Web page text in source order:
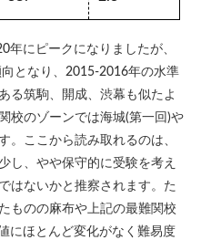
にピークになりましたが、
となり、2015-2016年の水準
る筑駒、開成、渋幕も似たよ
校のゾーンでは海城(第一回)や
。ここから読み取れるのは、
し、やや保守的に受験を考え
はないかと推察されます。た
ものの麻布や上記の最難関校
にほとんど変化がなく難易度